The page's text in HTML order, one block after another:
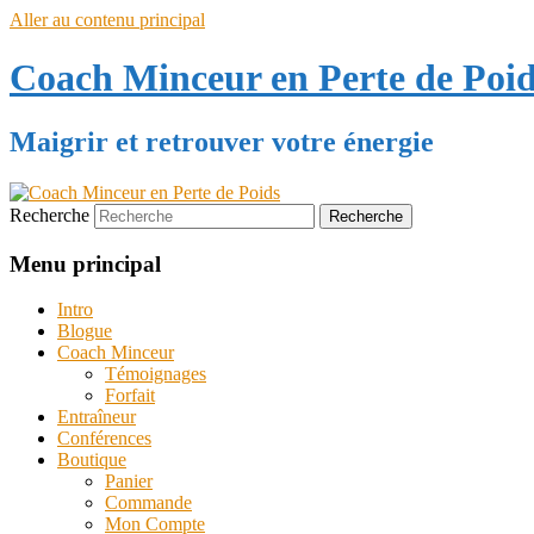
Aller au contenu principal
Coach Minceur en Perte de
Maigrir et retrouver votre énergie
Recherche
Menu principal
Intro
Blogue
Coach Minceur
Témoignages
Forfait
Entraîneur
Conférences
Boutique
Panier
Commande
Mon Compte